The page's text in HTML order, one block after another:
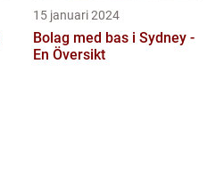
15 januari 2024
Bolag med bas i Sydney -
En Översikt